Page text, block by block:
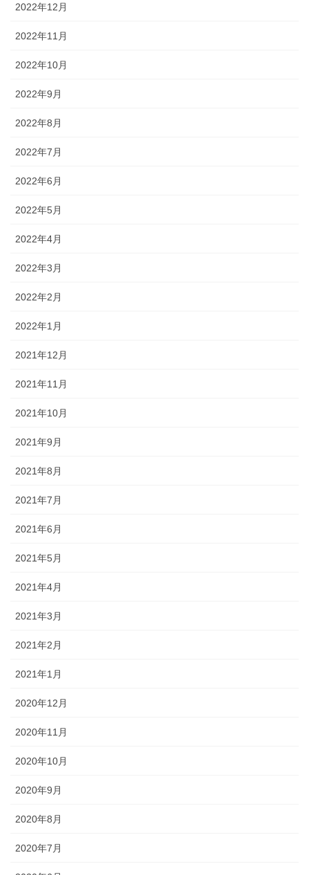
2022年12月
2022年11月
2022年10月
2022年9月
2022年8月
2022年7月
2022年6月
2022年5月
2022年4月
2022年3月
2022年2月
2022年1月
2021年12月
2021年11月
2021年10月
2021年9月
2021年8月
2021年7月
2021年6月
2021年5月
2021年4月
2021年3月
2021年2月
2021年1月
2020年12月
2020年11月
2020年10月
2020年9月
2020年8月
2020年7月